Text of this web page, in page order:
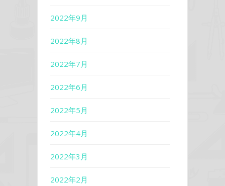
2022年9月
2022年8月
2022年7月
2022年6月
2022年5月
2022年4月
2022年3月
2022年2月